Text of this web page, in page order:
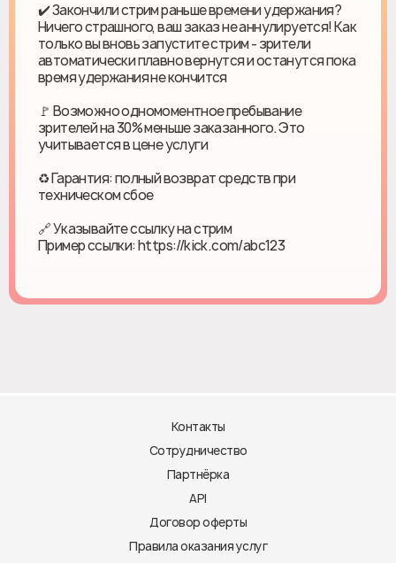
✔️ Закончили стрим раньше времени удержания?
Ничего страшного, ваш заказ не аннулируется! Как
только вы вновь запустите стрим - зрители
автоматически плавно вернутся и останутся пока
время удержания не кончится
🚩 Возможно одномоментное пребывание
зрителей на 30% меньше заказанного. Это
учитывается в цене услуги
♻ Гарантия: полный возврат средств при
техническом сбое
🔗 Указывайте ссылку на стрим
Пример ссылки: https://kick.com/abc123
Контакты
Сотрудничество
Партнёрка
API
Договор оферты
Правила оказания услуг